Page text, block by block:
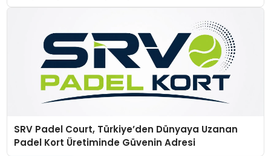
SRV Padel Court, Türkiye’den Dünyaya Uzanan
Padel Kort Üretiminde Güvenin Adresi